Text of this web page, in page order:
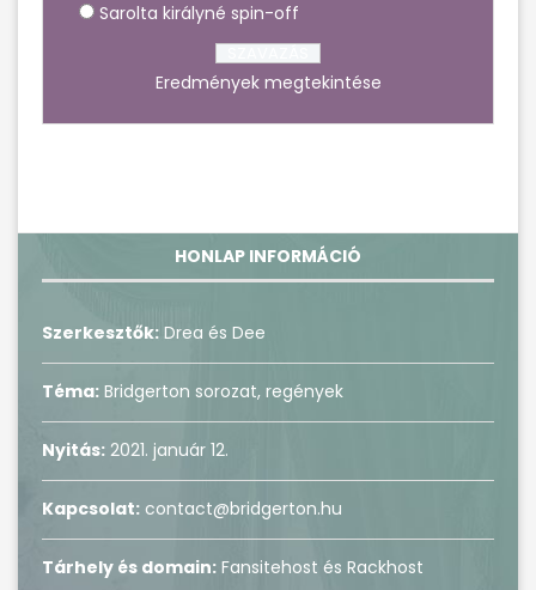
Sarolta királyné spin-off
Eredmények megtekintése
HONLAP INFORMÁCIÓ
Szerkesztők: Drea és Dee
Téma: Bridgerton sorozat, regények
Nyitás: 2021. január 12.
Kapcsolat: contact@bridgerton.hu
Tárhely és domain: Fansitehost és Rackhost